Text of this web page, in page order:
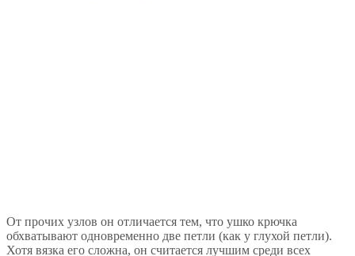
От прочих узлов он отличается тем, что ушко крючка
обхватывают одновременно две петли (как у глухой петли).
Хотя вязка его сложна, он считается лучшим среди всех